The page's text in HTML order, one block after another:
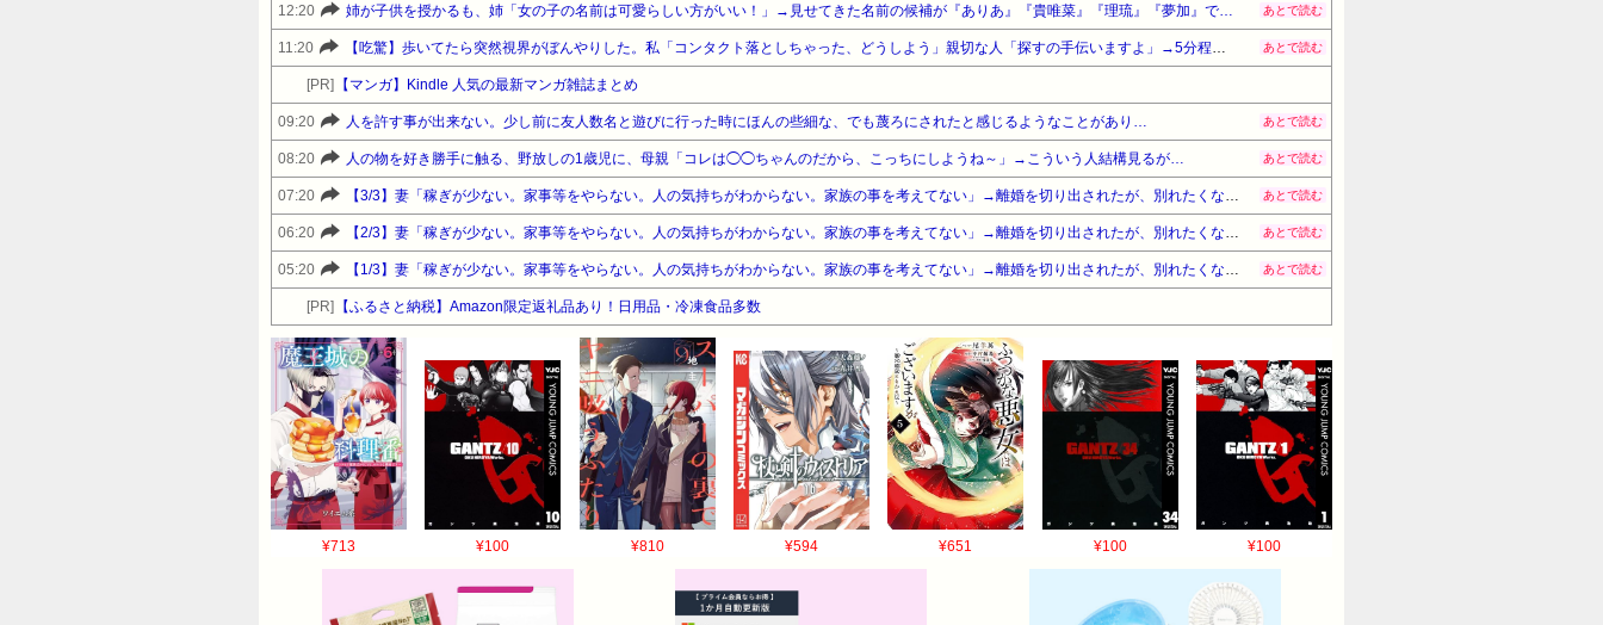
12:20 姉が子供を授かるも、姉「女の子の名前は可愛らしい方がいい！」→見せてきた名前の候補が『ありあ』『貴唯菜』『理琉』『夢加』で… あとで読む
11:20 あとで読む
[PR] 【マンガ】Kindle 人気の最新マンガ雑誌まとめ
09:20 人を許す事が出来ない。少し前に友人数名と遊びに行った時にほんの些細な、でも蔑ろにされたと感じるようなことがあり… あとで読む
08:20 人の物を好き勝手に触る、野放しの1歳児に、母親「コレは◯◯ちゃんのだから、こっちにしようね～」→こういう人結構見るが… あとで読む
07:20 あとで読む
06:20 あとで読む
05:20 あとで読む
[PR] 【ふるさと納税】Amazon限定返礼品あり！日用品・冷凍食品多数
¥713 ¥100 ¥810 ¥594 ¥651 ¥100 ¥100